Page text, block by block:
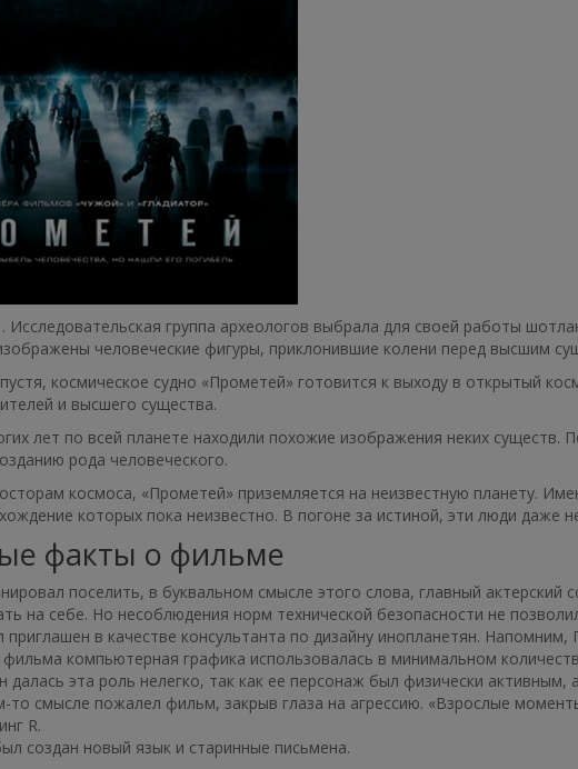
Исследовательская группа археологов выбрала для своей работы
человеческие фигуры, приклонившие колени перед высшим
космическое судно «Прометей» готовится к выходу в открытый
и высшего существа.
лет по всей планете находили похожие изображения неких
рода человеческого.
космоса, «Прометей» приземляется на неизвестную планету.
которых пока неизвестно. В погоне за истиной, эти люди даже
факты о фильме
поселить, в буквальном смысле этого слова, главный
на себе. Но несоблюдения норм технической безопасности не
приглашен в качестве консультанта по дизайну инопланетян.
фильма компьютерная графика использовалась в минимальном
далась эта роль нелегко, так как ее персонаж был физически активным,
то смысле пожалел фильм, закрыв глаза на агрессию. «Взрослые
R.
создан новый язык и старинные письмена.